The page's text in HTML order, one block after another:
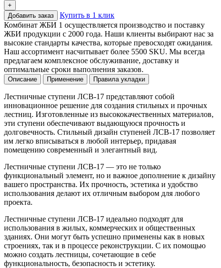
+
Добавить заказ
Купить в 1 клик
Комбинат ЖБИ 1 осуществляется производство и поставку
ЖБИ продукции с 2000 года. Наши клиенты выбирают нас за
высокие стандарты качества, которые превосходят ожидания.
Наш ассортимент насчитывает более 5500 SKU. Мы всегда
предлагаем комплексное обслуживание, доставку и
оптимальные сроки выполнения заказов.
Описание Применение Правила укладки
Лестничные ступени ЛСВ-17 представляют собой
инновационное решение для создания стильных и прочных
лестниц. Изготовленные из высококачественных материалов,
эти ступени обеспечивают выдающуюся прочность и
долговечность. Стильный дизайн ступеней ЛСВ-17 позволяет
им легко вписываться в любой интерьер, придавая
помещению современный и элегантный вид.
Лестничные ступени ЛСВ-17 — это не только
функциональный элемент, но и важное дополнение к дизайну
вашего пространства. Их прочность, эстетика и удобство
использования делают их отличным выбором для любого
проекта.
Лестничные ступени ЛСВ-17 идеально подходят для
использования в жилых, коммерческих и общественных
зданиях. Они могут быть успешно применены как в новых
строениях, так и в процессе реконструкции. С их помощью
можно создать лестницы, сочетающие в себе
функциональность, безопасность и эстетику.